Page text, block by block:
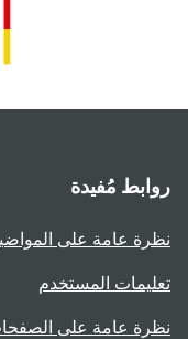
روابط مُفيدة
نظرة عامة على
تعليمات المستخدم
نظرة عامة على